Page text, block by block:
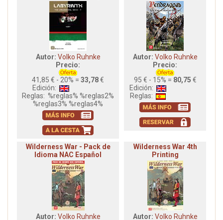
Autor: Volko Ruhnke
Precio:
41,85 € - 20% = 33,78€
Edición:
Reglas: %reglas% %reglas2%
%reglas3% %reglas4%
Autor: Volko Ruhnke
Precio:
95 € - 15% = 80,75 €
Edición:
Reglas:
Wilderness War - Pack de
Idioma NAC Español
Autor: Volko Ruhnke
Wilderness War 4th
Printing
Autor: Volko Ruhnke